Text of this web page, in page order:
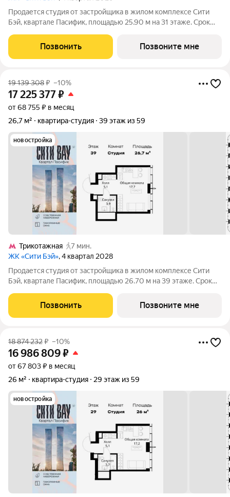
Продается студия от застройщика в жилом комплексе Сити
Бэй, квартале Пасифик, площадью 25.90 м на 31 этаже. Срок
Бэй - настоящий город в городе с отлично развитой
инфраструктурой и
Позвонить Позвоните мне
19 139 308₽ –10%
17 225 377₽
от 68 755 ₽ в месяц
26,7 м²
квартира-студия 39 этаж из 59
новостройка
Трикотажная
7 мин.
ЖК «Сити Бэй», 4 квартал 2028
Продается студия от застройщика в жилом комплексе Сити
Бэй, квартале Пасифик, площадью 26.70 м на 39 этаже. Срок
Бэй - настоящий город в городе с отлично развитой
инфраструктурой и
Позвонить Позвоните мне
18 874 232₽ –10%
16 986 809₽
от 67 803 ₽ в месяц
26 м²
квартира-студия 29 этаж из 59
новостройка